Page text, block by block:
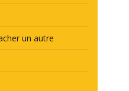
un autre